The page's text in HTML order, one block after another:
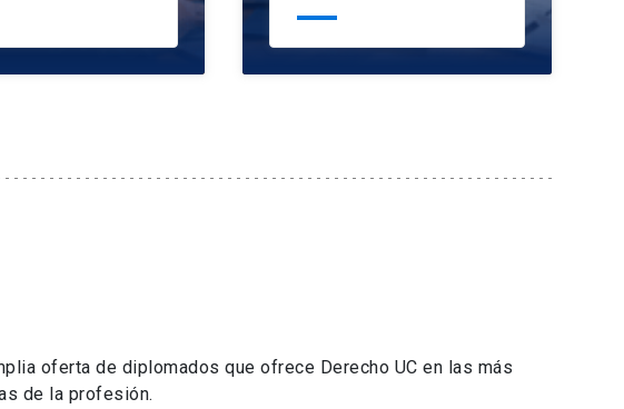
oferta de diplomados que ofrece Derecho UC en las más
de la profesión.